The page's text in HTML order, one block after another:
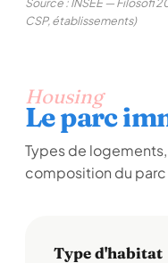
CSP, établissements)
Housing
Le parc
Types de
composition du parc
Type d'habitat